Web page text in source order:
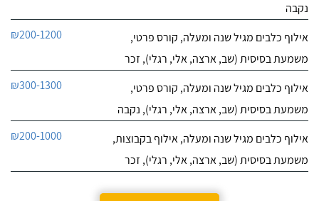
נקבה
אילוף כלבים מגיל שנה ומעלה, קורס פרטי,
משמעת בסיסית (שב, ארצה, אלי, רגלי), זכר
₪200-1200
אילוף כלבים מגיל שנה ומעלה, קורס פרטי,
משמעת בסיסית (שב, ארצה, אלי, רגלי), נקבה
₪300-1300
אילוף כלבים מגיל שנה ומעלה, אילוף בקבוצות,
משמעת בסיסית (שב, ארצה, אלי, רגלי), זכר
₪200-1000